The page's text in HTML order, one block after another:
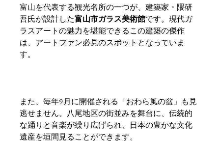
富山を代表する観光名所の一つが、建築家・隈研
吾氏が設計した富山市ガラス美術館です。現代ガ
ラスアートの魅力を堪能できるこの建築の傑作
は、アートファン必見のスポットとなっていま
す。
また、毎年9月に開催される「おわら風の盆」も見
逃せません。八尾地区の街並みを舞台に、伝統的
な踊りと音楽が繰り広げられ、日本の豊かな文化
遺産を垣間見ることができます。